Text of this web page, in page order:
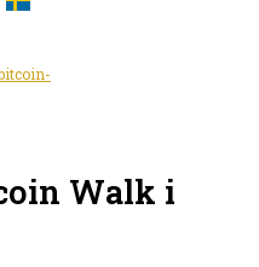
Walk i